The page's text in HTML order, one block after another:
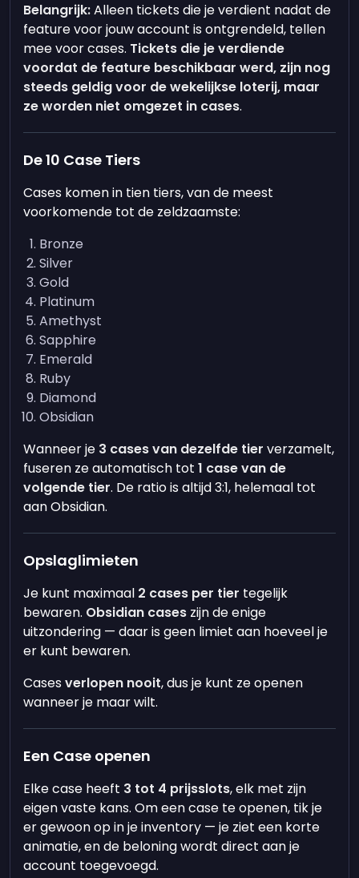
Belangrijk:Alleen tickets die je verdient nadat de
feature voor jouw account is ontgrendeld, tellen
mee voor cases. Tickets die je verdiende
voordat de feature beschikbaar werd, zijn nog
steeds geldig voor de wekelijkse loterij, maar
ze worden niet omgezet in cases.
De 10 Case Tiers
Cases komen in tien tiers, van de meest
voorkomende tot de zeldzaamste:
Bronze
Silver
Gold
Platinum
Amethyst
Sapphire
Emerald
Ruby
Diamond
Obsidian
Wanneer je 3 cases van dezelfde tier verzamelt,
fuseren ze automatisch tot1 case van de
volgende tier. De ratio is altijd 3:1, helemaal tot
aan Obsidian.
Opslaglimieten
Je kunt maximaal 2 cases per tier tegelijk
bewaren. Obsidian cases zijn de enige
uitzondering — daar is geen limiet aan hoeveel je
er kunt bewaren.
Casesverlopen nooit, dus je kunt ze openen
wanneer je maar wilt.
Een Case openen
Elke case heeft 3 tot 4 prijsslots, elk met zijn
eigen vaste kans. Om een case te openen, tik je
er gewoon op in je inventory — je ziet een korte
animatie, en de beloning wordt direct aan je
account toegevoegd.